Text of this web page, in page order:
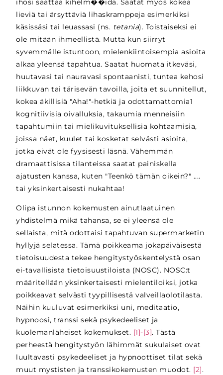
ihosi saattaa kihelm��idä. Saatat myös kokea
lieviä tai ärsyttäviä lihaskramppeja esimerkiksi
käsissäsi tai leuassasi (ns. tetania). Toistaiseksi ei
ole mitään ihmeellistä. Mutta kun siirryt
syvemmälle istuntoon, mielenkiintoisempia asioita
alkaa yleensä tapahtua. Saatat huomata itkeväsi,
huutavasi tai nauravasi spontaanisti, tuntea kehosi
liikkuvan tai tärisevän tavoilla, joita et suunnitellut,
kokea äkillisiä "Aha!"-hetkiä ja odottamattomia1
kognitiivisia oivalluksia, takaumia menneisiin
tapahtumiin tai mielikuvituksellisia kohtaamisia,
joissa näet, kuulet tai kosketat selvästi asioita,
jotka eivät ole fyysisesti läsnä. Vähemmän
dramaattisissa tilanteissa saatat painiskella
ajatusten kanssa, kuten "Teenkö tämän oikein?" ....
tai yksinkertaisesti nukahtaa!
Olipa istunnon kokemusten ainutlaatuinen
yhdistelmä mikä tahansa, se ei yleensä ole
sellaista, mitä odottaisi tapahtuvan supermarketin
hyllyjä selatessa. Tämä poikkeama jokapäiväisestä
tietoisuudesta tekee hengitystyöskentelystä osan
ei-tavallisista tietoisuustiloista (NOSC). NOSC:t
määritellään yksinkertaisesti mielentiloiksi, jotka
poikkeavat selvästi tyypillisestä valveillaolotilasta.
Näihin kuuluvat esimerkiksi uni, meditaatio,
hypnoosi, transsi sekä psykedeeliset ja
kuolemanläheiset kokemukset. [1]-[3]. Tästä
perheestä hengitystyön lähimmät sukulaiset ovat
luultavasti psykedeeliset ja hypnoottiset tilat sekä
muut mystisten ja transsikokemusten muodot. [2].